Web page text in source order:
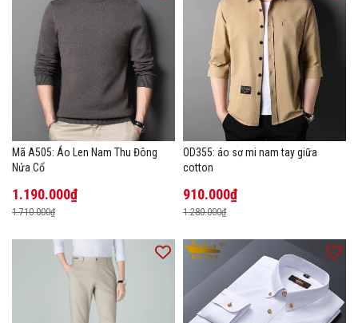
Mã A505: Áo Len Nam Thu Đông
Nửa Cổ
1.190.000₫
1.710.000₫
OD355: áo sơ mi nam tay giữa
cotton
910.000₫
1.280.000₫